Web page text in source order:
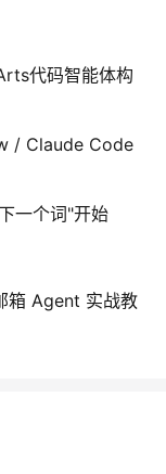
代码智能体构
/ Claude Code
一个词"开始
箱 Agent 实战教